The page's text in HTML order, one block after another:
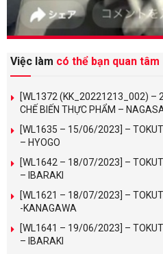
Việc làm có thể bạn quan tâm
[WL1372 (KK_20221213_002) –
CHẾ BIẾN THỰC PHẨM –
[WL1635 – 15/06/2023] –
– HYOGO
[WL1642 – 18/07/2023] –
– IBARAKI
[WL1621 – 18/07/2023] –
-KANAGAWA
[WL1641 – 19/06/2023] –
– IBARAKI